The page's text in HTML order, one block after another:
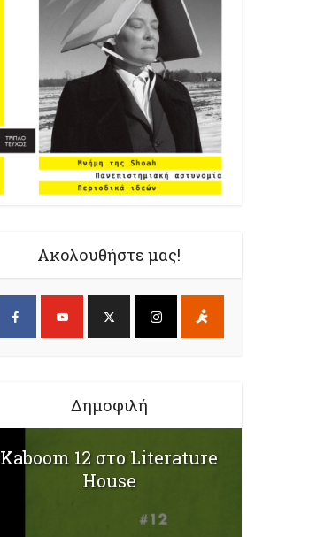
Ακολουθήστε μας!
Δημοφιλή
Kaboom 12 στο Literature
House